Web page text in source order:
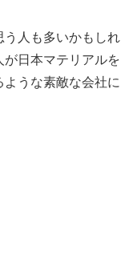
う人も多いかもしれ
が日本マテリアルを
うな素敵な会社に